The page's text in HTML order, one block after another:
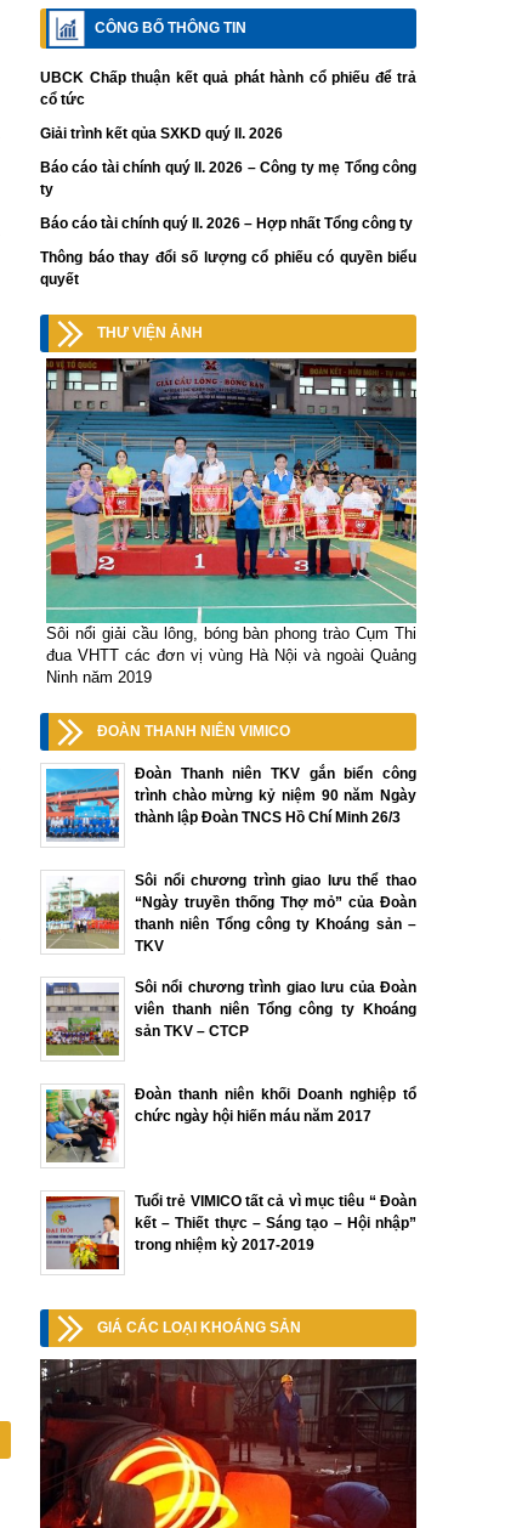
CÔNG BỐ THÔNG TIN
UBCK Chấp thuận kết quả phát hành cổ phiếu để trả
cổ tức
Giải trình kết qủa SXKD quý II. 2026
Báo cáo tài chính quý II. 2026 – Công ty mẹ Tổng công
ty
Báo cáo tài chính quý II. 2026 – Hợp nhất Tổng công ty
Thông báo thay đổi số lượng cổ phiếu có quyền biểu
quyết
THƯ VIỆN ẢNH
Sôi nổi giải cầu lông, bóng bàn phong trào Cụm Thi
đua VHTT các đơn vị vùng Hà Nội và ngoài Quảng
Ninh năm 2019
ĐOÀN THANH NIÊN VIMICO
Đoàn Thanh niên TKV gắn biển công
trình chào mừng kỷ niệm 90 năm Ngày
thành lập Đoàn TNCS Hồ Chí Minh 26/3
Sôi nổi chương trình giao lưu thể thao
“Ngày truyền thống Thợ mỏ” của Đoàn
thanh niên Tổng công ty Khoáng sản –
TKV
Sôi nổi chương trình giao lưu của Đoàn
viên thanh niên Tổng công ty Khoáng
sản TKV – CTCP
Đoàn thanh niên khối Doanh nghiệp tổ
chức ngày hội hiến máu năm 2017
Tuổi trẻ VIMICO tất cả vì mục tiêu “ Đoàn
kết – Thiết thực – Sáng tạo – Hội nhập”
trong nhiệm kỳ 2017-2019
GIÁ CÁC LOẠI KHOÁNG SẢN